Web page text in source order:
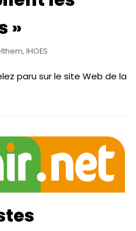
»
IHOES
paru sur le site Web de la